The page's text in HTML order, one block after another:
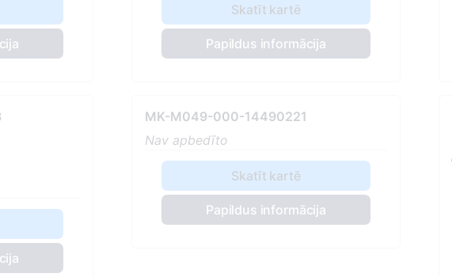
Skatīt kartē
Papildus informācija
MK-M049-000-14490221
Nav apbedīto
Skatīt kartē
Papildus informācija